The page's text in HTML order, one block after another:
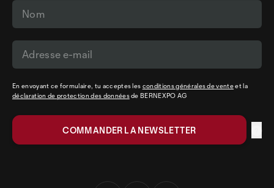
En envoyant ce formulaire, tu acceptes les conditions générales de venteet la
déclaration de protection des donnéesde BERNEXPO AG